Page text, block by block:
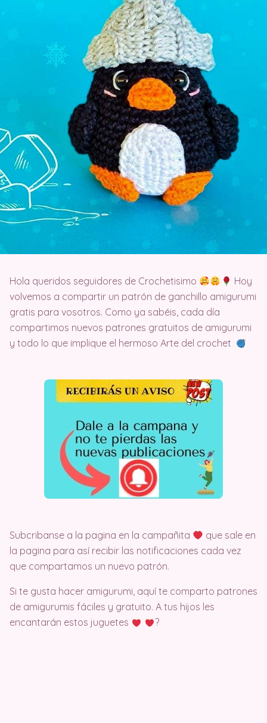
Hola queridos seguidores de Crochetisimo
Hoy
volvemos a compartir un patrón de ganchillo amigurumi
gratis para vosotros. Como ya sabéis, cada día
compartimos nuevos patrones gratuitos de amigurumi
y todo lo que implique el hermoso Arte del crochet
Subcribanse a la pagina en la campañita
que sale en
la pagina para así recibir las notificaciones cada vez
que compartamos un nuevo patrón.
Si te gusta hacer amigurumi, aquí te comparto patrones
de amigurumis fáciles y gratuito. A tus hijos les
encantarán estos juguetes
?